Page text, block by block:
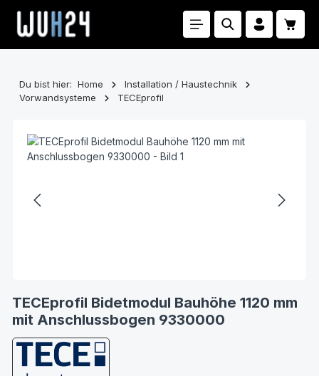
Zum Hauptinhalt springen
Du bist hier: Home
Installation / Haustechnik
Vorwandsysteme
TECEprofil
TECEprofil Bidetmodul Bauhöhe 1120 mm
mit Anschlussbogen 9330000